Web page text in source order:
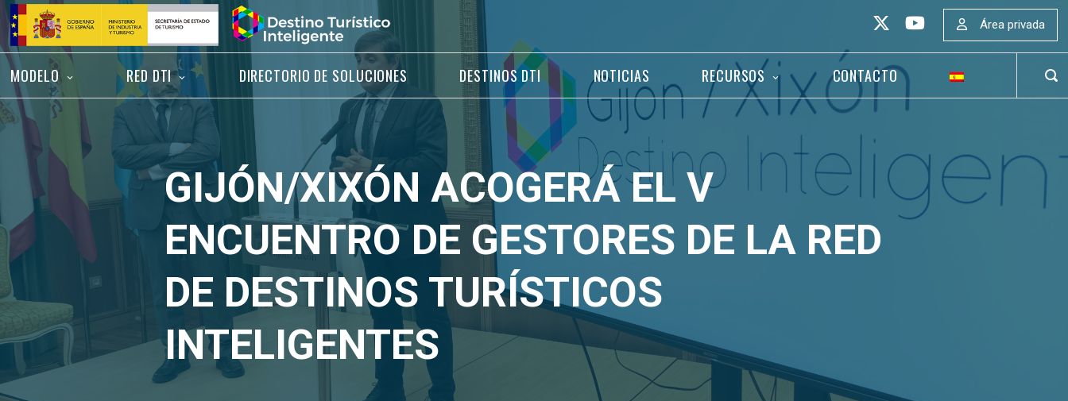
Saltar
contenido
Inicio
Área privada
MODELO RED DTI DIRECTORIO DE SOLUCIONES DESTINOS DTI NOTICIAS RECURSOS CONTACTO
GIJÓN/XIXÓN ACOGERÁ EL V
ENCUENTRO DE GESTORES DE LA RED
DE DESTINOS TURÍSTICOS
INTELIGENTES